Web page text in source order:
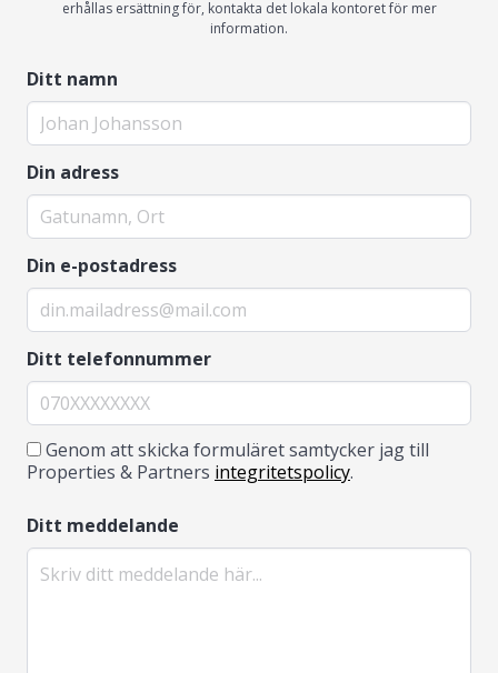
erhållas ersättning för, kontakta det lokala kontoret för mer
information.
Ditt namn
Din adress
Din e-postadress
Ditt telefonnummer
Genom att skicka formuläret samtycker jag till
Properties & Partners integritetspolicy.
Ditt meddelande